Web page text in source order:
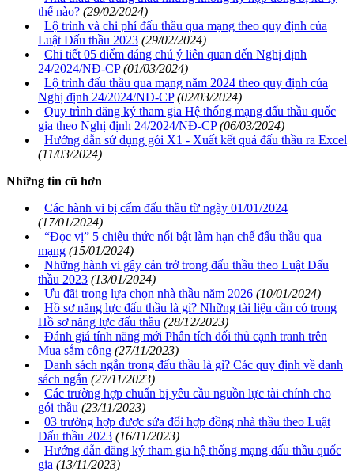
thế nào? (29/02/2024)
Lộ trình và chi phí đấu thầu qua mạng theo quy định của
Luật Đấu thầu 2023 (29/02/2024)
Chi tiết 05 điểm đáng chú ý liên quan đến Nghị định
24/2024/NĐ-CP (01/03/2024)
Lộ trình đấu thầu qua mạng năm 2024 theo quy định của
Nghị định 24/2024/NĐ-CP (02/03/2024)
Quy trình đăng ký tham gia Hệ thống mạng đấu thầu quốc
gia theo Nghị định 24/2024/NĐ-CP (06/03/2024)
Hướng dẫn sử dụng gói X1 - Xuất kết quả đấu thầu ra Excel
(11/03/2024)
Những tin cũ hơn
Các hành vi bị cấm đấu thầu từ ngày 01/01/2024
(17/01/2024)
“Đọc vị” 5 chiêu thức nổi bật làm hạn chế đấu thầu qua
mạng (15/01/2024)
Những hành vi gây cản trở trong đấu thầu theo Luật Đấu
thầu 2023 (13/01/2024)
Ưu đãi trong lựa chọn nhà thầu năm 2026 (10/01/2024)
Hồ sơ năng lực đấu thầu là gì? Những tài liệu cần có trong
Hồ sơ năng lực đấu thầu (28/12/2023)
Đánh giá tính năng mới Phân tích đối thủ cạnh tranh trên
Mua sắm công (27/11/2023)
Danh sách ngắn trong đấu thầu là gì? Các quy định về danh
sách ngắn (27/11/2023)
Các trường hợp chuẩn bị yêu cầu nguồn lực tài chính cho
gói thầu (23/11/2023)
03 trường hợp được sửa đổi hợp đồng nhà thầu theo Luật
Đấu thầu 2023 (16/11/2023)
Hướng dẫn đăng ký tham gia hệ thống mạng đấu thầu quốc
gia (13/11/2023)